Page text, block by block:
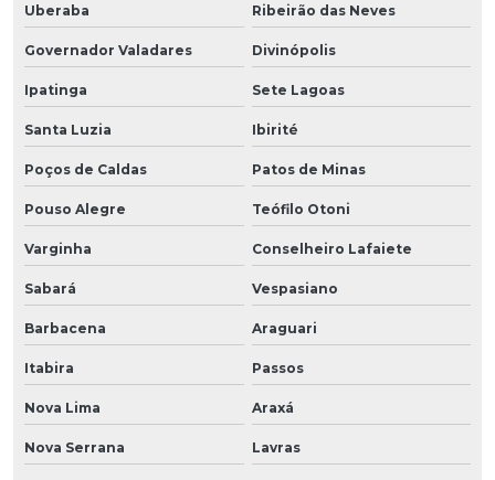
Uberaba Ribeirão das Neves
Governador Valadares Divinópolis
Ipatinga Sete Lagoas
Santa Luzia Ibirité
Poços de Caldas Patos de Minas
Pouso Alegre Teófilo Otoni
Varginha Conselheiro Lafaiete
Sabará Vespasiano
Barbacena Araguari
Itabira Passos
Nova Lima Araxá
Nova Serrana Lavras